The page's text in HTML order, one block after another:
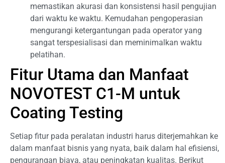
memastikan akurasi dan konsistensi hasil pengujian
dari waktu ke waktu. Kemudahan pengoperasian
mengurangi ketergantungan pada operator yang
sangat terspesialisasi dan meminimalkan waktu
pelatihan.
Fitur Utama dan Manfaat
NOVOTEST C1-M untuk
Coating Testing
Setiap fitur pada peralatan industri harus diterjemahkan ke
dalam manfaat bisnis yang nyata, baik dalam hal efisiensi,
pengurangan biaya, atau peningkatan kualitas. Berikut